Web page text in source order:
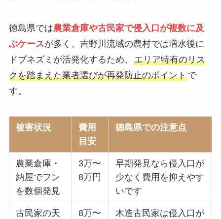
徳島県では農業倉庫や古民家で侵入口が複数に及
ぶケースが多く、吉野川流域の農村では増水後に
ドブネズミが活発化するため、 エリア特有のリス
クを踏まえた業者選びが再発防止のポイントで
す。
被害状況
費用
目安
徳島県での注意点
農業倉庫・
納屋でフン
を数個発見
3万〜
8万円
早期発見なら侵入口が
少なく費用を抑えやす
いです
古民家の天
8万〜
木造古民家は侵入口が